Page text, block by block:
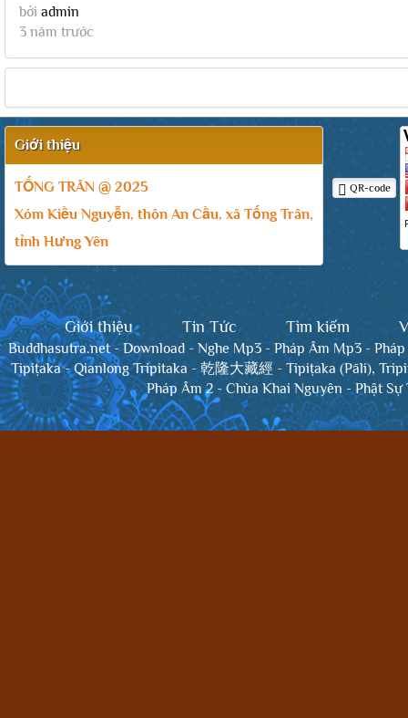
bởi admin
3 năm trước
Giới thiệu
TỐNG TRÂN @ 2025
Xóm Kiều Nguyễn, thôn An Cầu, xã Tống Trân,
tỉnh Hưng Yên
QR-code
Giới thiệu Tin Tức Tìm kiếm
Buddhasutra.net-Download - Nghe Mp3-Pháp Âm Mp3-
Tipiṭaka-Qianlong Tripitaka - 乾隆大藏經- Tipiṭaka (Pāli),
Pháp Âm 2 -Chùa Khai Nguyên -Phật Sự